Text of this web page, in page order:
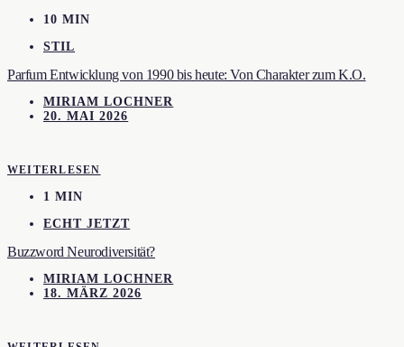
10 MIN
STIL
Parfum Entwicklung von 1990 bis heute: Von Charakter zum K.O.
MIRIAM LOCHNER
20. MAI 2026
WEITERLESEN
1 MIN
ECHT JETZT
Buzzword Neurodiversität?
MIRIAM LOCHNER
18. MÄRZ 2026